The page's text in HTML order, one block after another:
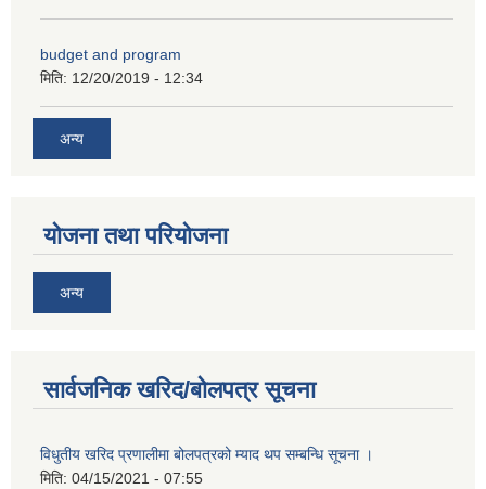
budget and program
मिति: 12/20/2019 - 12:34
अन्य
योजना तथा परियोजना
अन्य
सार्वजनिक खरिद/बोलपत्र सूचना
विधुतीय खरिद प्रणालीमा बोलपत्रको म्याद थप सम्बन्धि सूचना ।
मिति: 04/15/2021 - 07:55